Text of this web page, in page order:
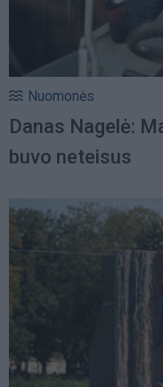
Nuomonės
Danas Nagelė:
buvo neteisus